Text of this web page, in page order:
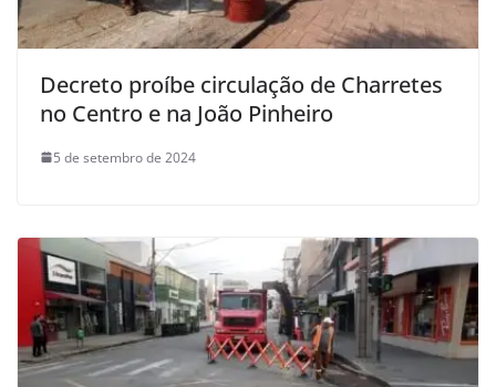
Decreto proíbe circulação de Charretes
no Centro e na João Pinheiro
5 de setembro de 2024